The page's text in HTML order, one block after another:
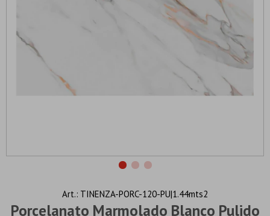
Porcelanato Marmolado Blanco Pulido
TINENZA-PORC-120-PU|1.44mts2